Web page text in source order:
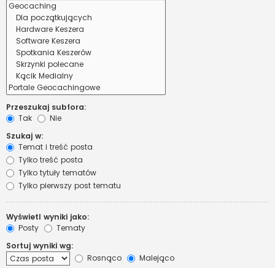
Przeszukaj subfora:
Tak
Nie
Szukaj w:
Temat i treść posta
Tylko treść posta
Tylko tytuły tematów
Tylko pierwszy post tematu
Wyświetl wyniki jako:
Posty
Tematy
Sortuj wyniki wg:
Rosnąco
Malejąco